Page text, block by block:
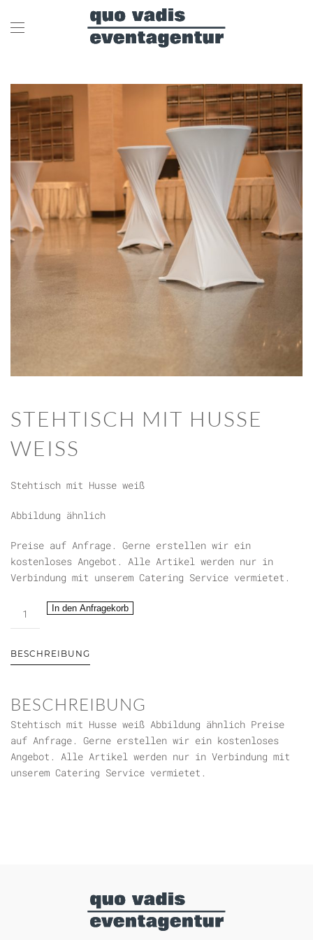
Skip to main content
STEHTISCH MIT HUSSE
WEISS
Stehtisch mit Husse weiß
Abbildung ähnlich
Preise auf Anfrage. Gerne erstellen wir ein
kostenloses Angebot. Alle Artikel werden nur in
Verbindung mit unserem Catering Service vermietet.
Stehtisch
weiß
In den Anfragekorb
BESCHREIBUNG
BESCHREIBUNG
Stehtisch mit Husse weiß Abbildung ähnlich Preise
auf Anfrage. Gerne erstellen wir ein kostenloses
Angebot. Alle Artikel werden nur in Verbindung mit
unserem Catering Service vermietet.